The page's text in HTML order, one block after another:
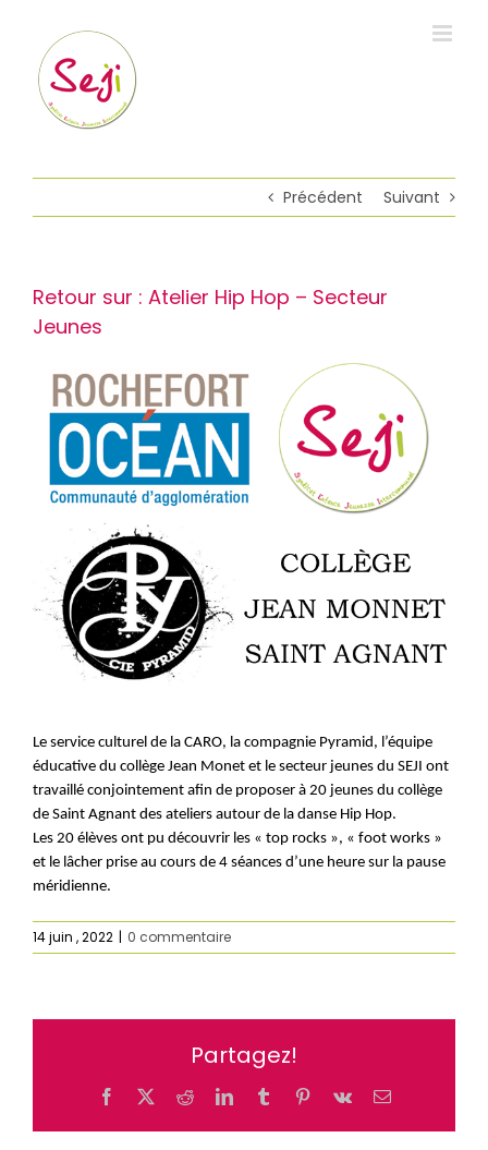
contenu
Précédent Suivant
Retour sur : Atelier Hip Hop – Secteur
Jeunes
Le service culturel de la CARO, la compagnie Pyramid, l’équipe
éducative du collège Jean Monet et le secteur jeunes du SEJI ont
travaillé conjointement afin de proposer à 20 jeunes du collège
de Saint Agnant des ateliers autour de la danse Hip Hop.
Les 20 élèves ont pu découvrir les « top rocks », « foot works »
et le lâcher prise au cours de 4 séances d’une heure sur la pause
méridienne.
14 juin , 2022 | 0 commentaire
Partagez!
Facebook
X RedditLinkedInTumblrPinterest
Vk Email